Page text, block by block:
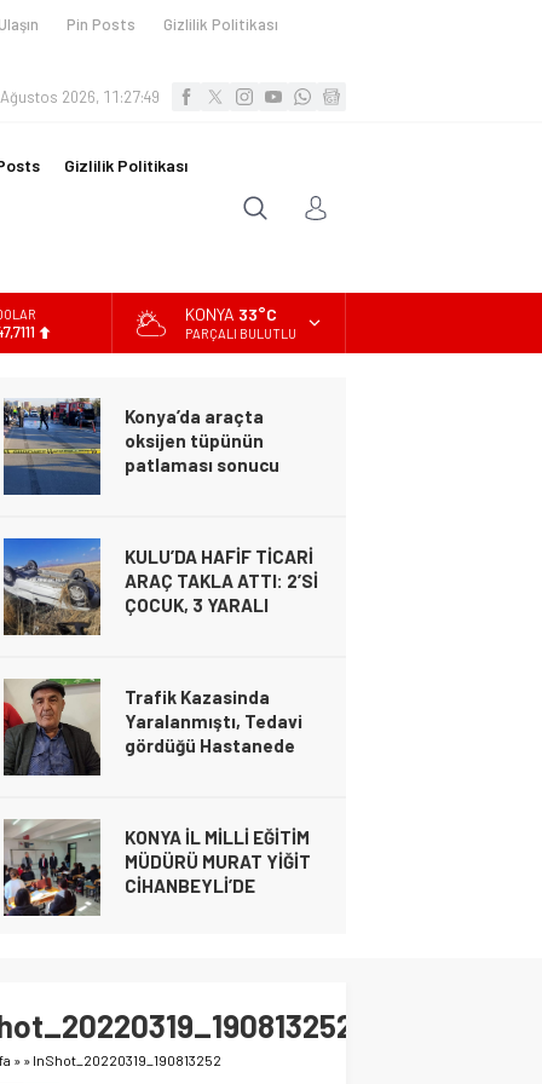
Pin Posts
Gizlilik Politikası
2026, 11:27:50
Gizlilik Politikası
ALTIN
6.660,55
BİST
KONYA 33°C
PARÇALI BULUTLU
Gündem 20 Kasım 2024 21:49
YARALI
Konya’da araçta
oksijen tüpünün
patlaması sonucu
kimlikleri belli oldu!
Gündem
26 Şubat 2025 19:04
KULU’DA HAFİF TİCARİ
ARAÇ TAKLA ATTI: 2’Sİ
ÇOCUK, 3 YARALI
Trafik Kazasinda
Yaralanmıştı, Tedavi
gördüğü Hastanede
16 Kasım 2024 00:23
KONYA İL MİLLİ EĞİTİM
MÜDÜRÜ MURAT YİĞİT
CİHANBEYLİ’DE
krizi sonucu hayatını
» » InShot_20220319_190813252